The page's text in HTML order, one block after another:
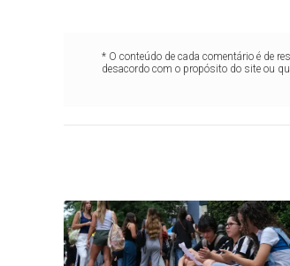
* O conteúdo de cada comentário é de
desacordo com o propósito do site ou